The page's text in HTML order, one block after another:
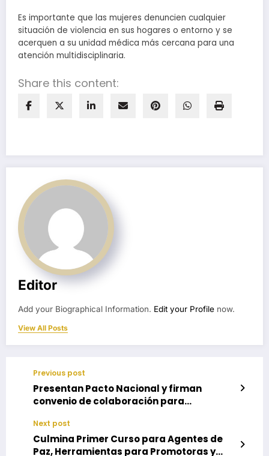
Es importante que las mujeres denuncien cualquier
situación de violencia en sus hogares o entorno y se
acerquen a su unidad médica más cercana para una
atención multidisciplinaria.
Share this content:
Editor
Add your Biographical Information. Edit your Profile now.
View All Posts
Previous post
Presentan Pacto Nacional y firman
convenio de colaboración para
en Oaxaca
Next post
Culmina Primer Curso para Agentes de
Paz, Herramientas para Promotoras y